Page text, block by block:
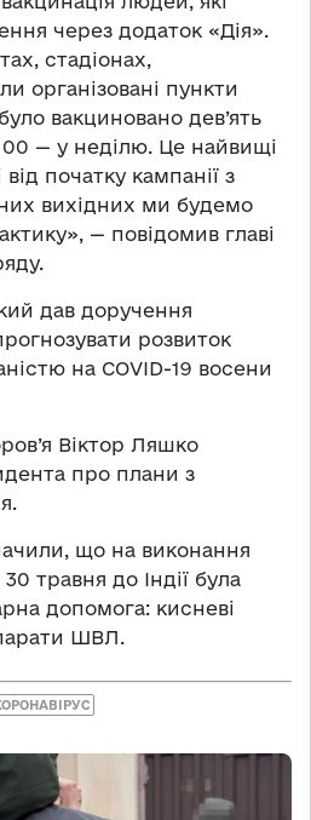
через додаток «Дія».
стадіонах,
організовані пункти
вакциновано дев’ять
— у неділю. Це найвищі
початку кампанії з
вихідних ми будемо
— повідомив главі
дав доручення
розвиток
на COVID-19 восени
Віктор Ляшко
про плани з
що на виконання
травня до Індії була
допомога: кисневі
ШВЛ.